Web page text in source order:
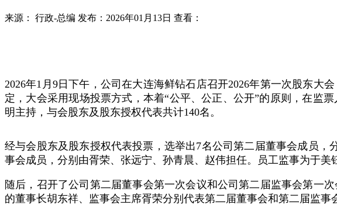
来源： 行政-总编 发布： 2026年01月13日 查看：
2026年1月9日下午，公司在大连海鲜钻石店召开2026年第一次股东
定，大会采用现场投票方式，本着“公平、公正、公开”的原则，在监
明主持，与会股东及股东授权代表共计140名。
经与会股东及股东授权代表投票，选举出7名公司第二届董事会成员
事会成员，分别由胥荣、张远宁、孙青晨、赵伟担任。员工监事为于美
随后，召开了公司第二届董事会第一次会议和公司第二届监事会第一
的董事长胡东祥、监事会主席胥荣分别代表第二届董事会和第二届监事